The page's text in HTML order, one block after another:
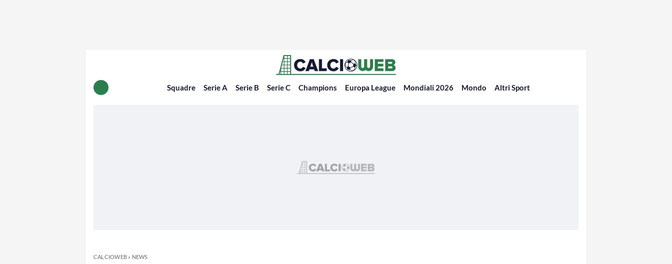
Squadre Serie A Serie B Serie C Champions Europa League Mondiali 2026 Mondo Altri Sport
CALCIOWEB» NEWS